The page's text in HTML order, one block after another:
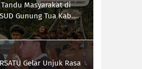
Masyarakat di
Gunung Tua Kab.
Jalan Jadi
Forum-RI Bersatu
Siregar
Gelar Unjuk Rasa